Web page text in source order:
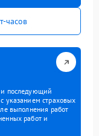
часов
и последующий
указанием страховых
выполнения работ
работ и